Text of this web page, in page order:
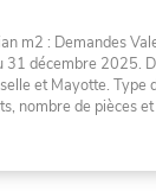
m2 : Demandes
31 décembre 2025.
et Mayotte. Type
nombre de pièces